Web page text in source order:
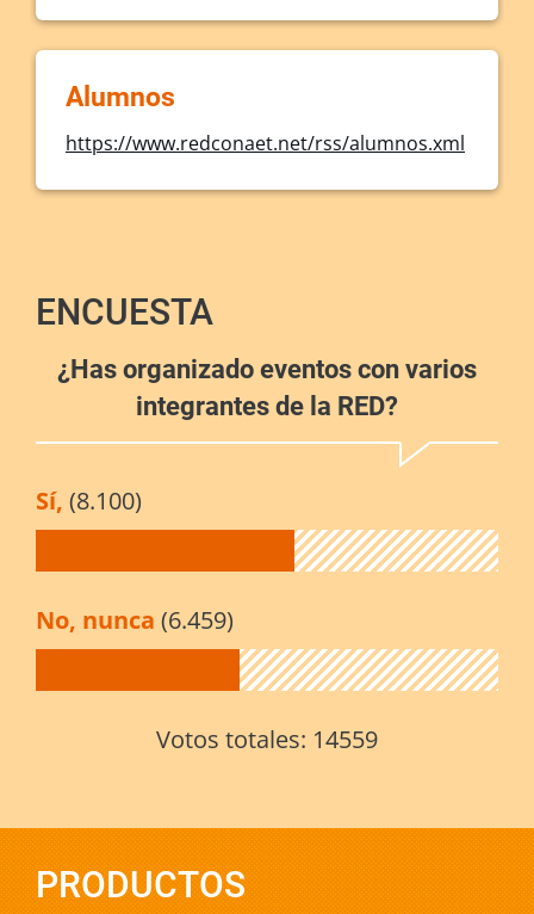
Alumnos
https://www.redconaet.net/rss/alumnos.xml
ENCUESTA
¿Has organizado eventos con varios
integrantes de la RED?
Sí, (8.100)
No, nunca (6.459)
Votos totales: 14559
PRODUCTOS